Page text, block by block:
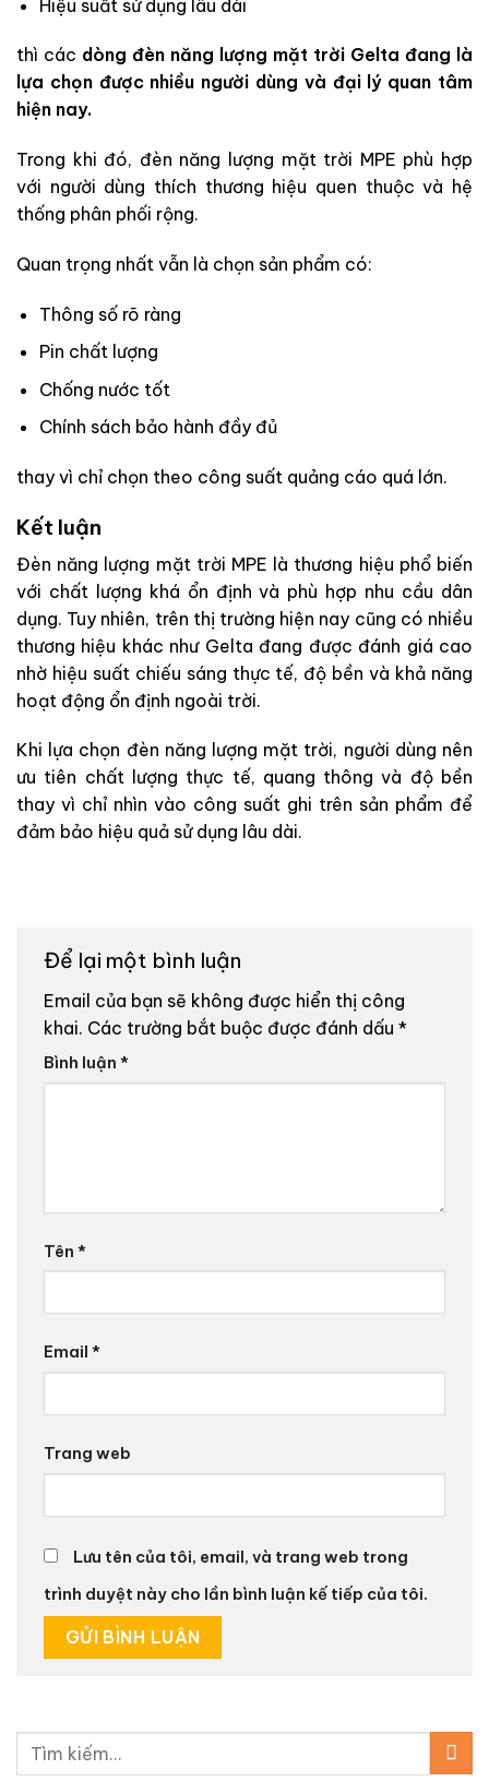
Hiệu suất sử dụng lâu dài
thì các dòng đèn năng lượng mặt trời Gelta đang là
lựa chọn được nhiều người dùng và đại lý quan tâm
hiện nay.
Trong khi đó, đèn năng lượng mặt trời MPE phù hợp
với người dùng thích thương hiệu quen thuộc và hệ
thống phân phối rộng.
Quan trọng nhất vẫn là chọn sản phẩm có:
Thông số rõ ràng
Pin chất lượng
Chống nước tốt
Chính sách bảo hành đầy đủ
thay vì chỉ chọn theo công suất quảng cáo quá lớn.
Kết luận
Đèn năng lượng mặt trời MPE là thương hiệu phổ biến
với chất lượng khá ổn định và phù hợp nhu cầu dân
dụng. Tuy nhiên, trên thị trường hiện nay cũng có nhiều
thương hiệu khác như Gelta đang được đánh giá cao
nhờ hiệu suất chiếu sáng thực tế, độ bền và khả năng
hoạt động ổn định ngoài trời.
Khi lựa chọn đèn năng lượng mặt trời, người dùng nên
ưu tiên chất lượng thực tế, quang thông và độ bền
thay vì chỉ nhìn vào công suất ghi trên sản phẩm để
đảm bảo hiệu quả sử dụng lâu dài.
Để lại một bình luận
Email của bạn sẽ không được hiển thị công
khai. Các trường bắt buộc được đánh dấu *
Bình luận *
Tên *
Email *
Trang web
Lưu tên của tôi, email, và trang web trong
trình duyệt này cho lần bình luận kế tiếp của tôi.
Tìm